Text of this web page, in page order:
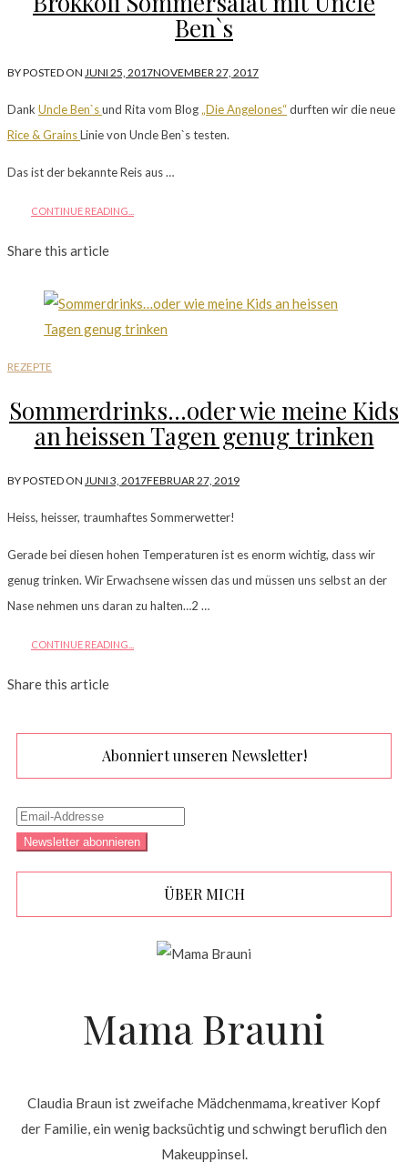
Ben`s
BYPOSTED ON JUNI 25, 2017NOVEMBER 27, 2017
Dank Uncle Ben`sund Rita vom Blog „Die Angelones“durften wir die neue
Rice & GrainsLinie von Uncle Ben`s testen.
Das ist der bekannte Reis aus …
CONTINUE READING...
Share this article
REZEPTE
Sommerdrinks…oder wie meine Kids
an heissen Tagen genug trinken
BYPOSTED ON JUNI 3, 2017FEBRUAR 27, 2019
Heiss, heisser, traumhaftes Sommerwetter!
Gerade bei diesen hohen Temperaturen ist es enorm wichtig, dass wir
genug trinken. Wir Erwachsene wissen das und müssen uns selbst an der
Nase nehmen uns daran zu halten…2 …
CONTINUE READING...
Share this article
Abonniert unseren Newsletter!
ÜBER MICH
Mama Brauni
Claudia Braun ist zweifache Mädchenmama, kreativer Kopf
der Familie, ein wenig backsüchtig und schwingt beruflich den
Makeuppinsel.